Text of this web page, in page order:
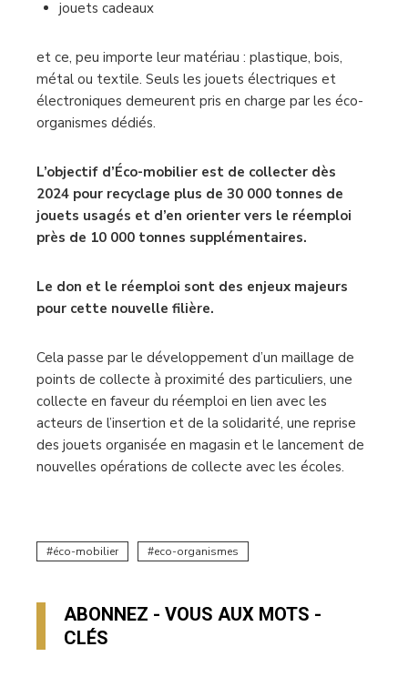
jouets cadeaux
et ce, peu importe leur matériau : plastique, bois,
métal ou textile. Seuls les jouets électriques et
électroniques demeurent pris en charge par les éco-
organismes dédiés.
L’objectif d’Éco-mobilier est de collecter dès
2024 pour recyclage plus de 30 000 tonnes de
jouets usagés et d’en orienter vers le réemploi
près de 10 000 tonnes supplémentaires.
Le don et le réemploi sont des enjeux majeurs
pour cette nouvelle filière.
Cela passe par le développement d’un maillage de
points de collecte à proximité des particuliers, une
collecte en faveur du réemploi en lien avec les
acteurs de l’insertion et de la solidarité, une reprise
des jouets organisée en magasin et le lancement de
nouvelles opérations de collecte avec les écoles.
éco-mobilier eco-organismes
ABONNEZ - VOUS AUX MOTS -
CLÉS